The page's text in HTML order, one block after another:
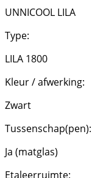
UNNICOOL LILA
Type:
LILA 1800
Kleur / afwerking:
Zwart
Tussenschap(pen):
Ja (matglas)
Etaleerruimte: